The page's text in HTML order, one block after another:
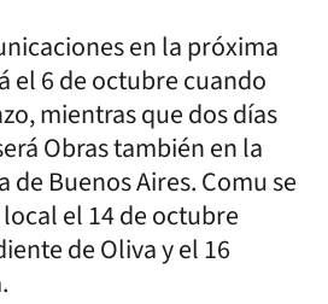
en la próxima
el 6 de octubre cuando
mientras que dos días
Obras también en la
Buenos Aires. Comu se
el 14 de octubre
de Oliva y el 16